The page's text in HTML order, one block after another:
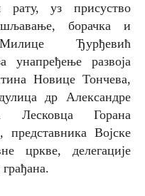
уз присуство
борачка и
Ђурђевић
унапређење развоја
Новице Тончева,
др Александре
Лесковца Горана
Војске
цркве, делегације